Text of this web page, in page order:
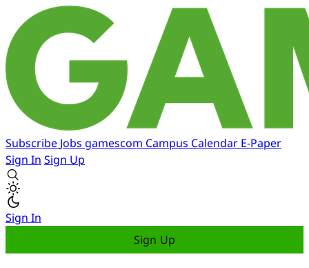
Subscribe Jobs gamescom Campus Calendar E-Paper
Sign In Sign Up
Sign In
Sign Up